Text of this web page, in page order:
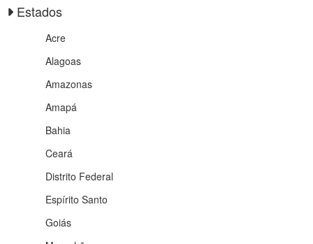
Estados
Acre
Alagoas
Amazonas
Amapá
Bahia
Ceará
Distrito Federal
Espírito Santo
Goiás